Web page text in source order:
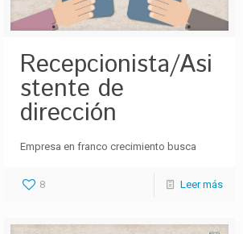
Recepcionista/Asi
stente de
dirección
Empresa en franco crecimiento busca
8 Leer más